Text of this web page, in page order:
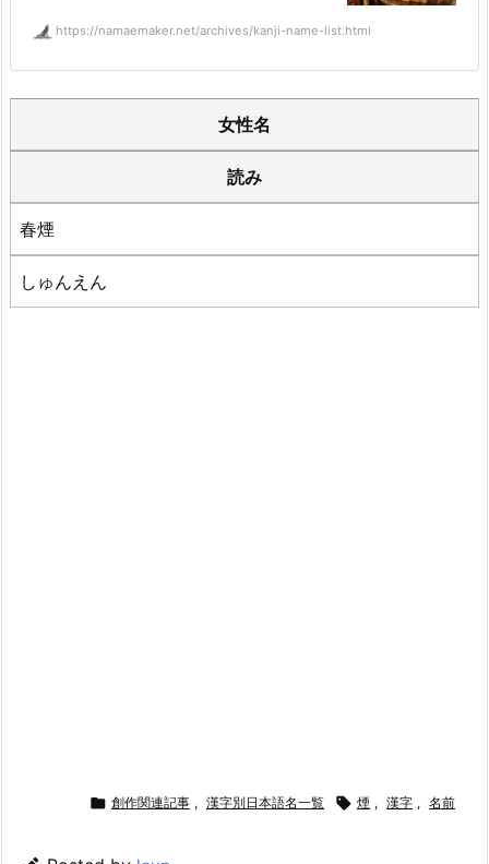
https://namaemaker.net/archives/kanji-name-list.html
女性名
読み
春煙
しゅんえん
 創作関連記事 , 漢字別日本語名一覧  煙 , 漢字 , 名前